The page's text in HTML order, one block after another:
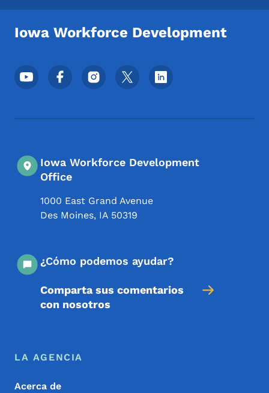
Iowa Workforce Development
Menú de redes sociales del pie de página
Iowa Workforce Development
Office
1000 East Grand Avenue
Des Moines, IA 50319
¿Cómo podemos ayudar?
Comparta sus comentarios
con nosotros
Menú de pie de página
Footer
LA AGENCIA
Acerca de